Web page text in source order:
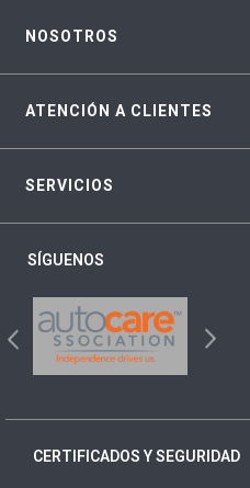
NOSOTROS
ATENCIÓN A CLIENTES
SERVICIOS
SÍGUENOS
CERTIFICADOS Y SEGURIDAD